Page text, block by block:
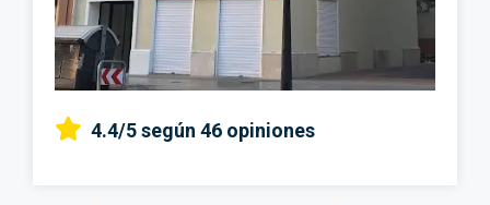
4.4/5según 46 opiniones